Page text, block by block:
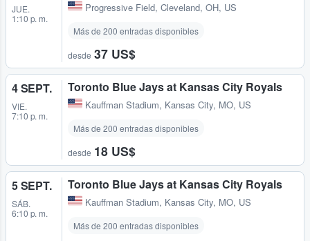
JUE.
1:10 p. m.
Progressive Field, Cleveland, OH, US
Más de 200 entradas disponibles
desde 37 US$
4 SEPT.
VIE.
7:10 p. m.
Toronto Blue Jays at Kansas City Royals
Kauffman Stadium, Kansas City, MO, US
Más de 200 entradas disponibles
desde 18 US$
5 SEPT.
SÁB.
6:10 p. m.
Toronto Blue Jays at Kansas City Royals
Kauffman Stadium, Kansas City, MO, US
Más de 200 entradas disponibles